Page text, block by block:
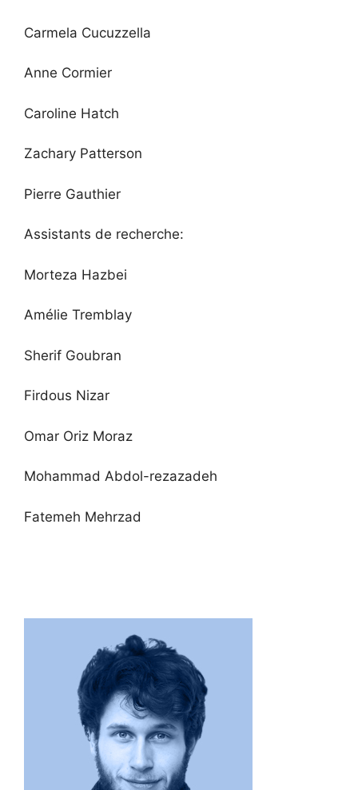
Carmela Cucuzzella
Anne Cormier
Caroline Hatch
Zachary Patterson
Pierre Gauthier
Assistants de recherche:
Morteza Hazbei
Amélie Tremblay
Sherif Goubran
Firdous Nizar
Omar Oriz Moraz
Mohammad Abdol-rezazadeh
Fatemeh Mehrzad